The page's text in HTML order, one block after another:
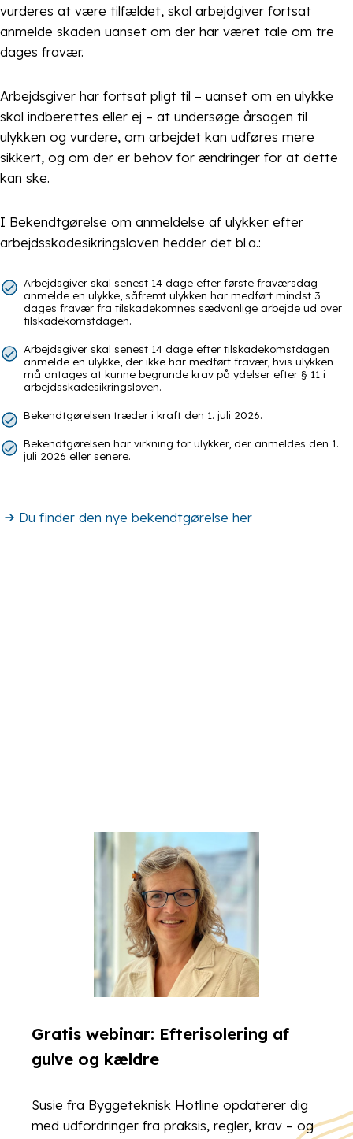
vurderes at være tilfældet, skal arbejdgiver fortsat
anmelde skaden uanset om der har været tale om tre
dages fravær.
Arbejdsgiver har fortsat pligt til – uanset om en ulykke
skal indberettes eller ej – at undersøge årsagen til
ulykken og vurdere, om arbejdet kan udføres mere
sikkert, og om der er behov for ændringer for at dette
kan ske.
I Bekendtgørelse om anmeldelse af ulykker efter
arbejdsskadesikringsloven hedder det bl.a.:
Arbejdsgiver skal senest 14 dage efter første fraværsdag
anmelde en ulykke, såfremt ulykken har medført mindst 3
dages fravær fra tilskadekomnes sædvanlige arbejde ud over
tilskadekomstdagen.
Arbejdsgiver skal senest 14 dage efter tilskadekomstdagen
anmelde en ulykke, der ikke har medført fravær, hvis ulykken
må antages at kunne begrunde krav på ydelser efter § 11 i
arbejdsskadesikringsloven.
Bekendtgørelsen træder i kraft den 1. juli 2026.
Bekendtgørelsen har virkning for ulykker, der anmeldes den 1.
juli 2026 eller senere.
Du finder den nye bekendtgørelse her
Gratis webinar: Efterisolering af
gulve og kældre
Susie fra Byggeteknisk Hotline opdaterer dig
med udfordringer fra praksis, regler, krav – og